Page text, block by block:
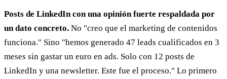
Posts de LinkedIn con una opinión fuerte respaldada por
un dato concreto. No "creo que el marketing de contenidos
funciona." Sino "hemos generado 47 leads cualificados en 3
meses sin gastar un euro en ads. Solo con 12 posts de
LinkedIn y una newsletter. Este fue el proceso." Lo primero